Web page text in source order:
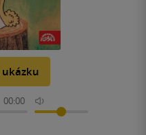
00:00